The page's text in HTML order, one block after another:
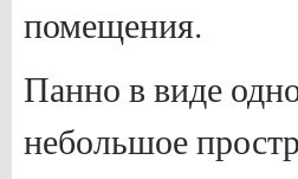
помещения.
Панно в виде
небольшое